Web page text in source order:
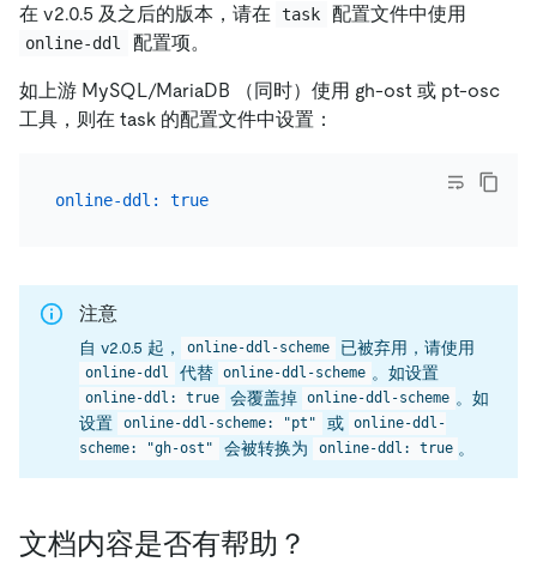
在 v2.0.5 及之后的版本，请在 task 配置文件中使用
online-ddl 配置项。
如上游 MySQL/MariaDB （同时）使用 gh-ost 或 pt-osc
工具，则在 task 的配置文件中设置：
online-ddl: true
注意
自 v2.0.5 起， online-ddl-scheme 已被弃用，请使用
online-ddl 代替 online-ddl-scheme 。如设置
online-ddl: true 会覆盖掉 online-ddl-scheme 。如
设置
online-ddl-scheme: "pt" 或 online-ddl-
scheme: "gh-ost"
会被转换为 online-ddl: true 。
文档内容是否有帮助？